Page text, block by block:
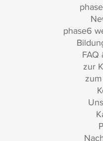
phase6
FAQ
zur